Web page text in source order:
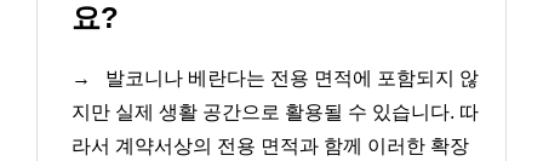
요?
→
발코니나 베란다는 전용 면적에 포함되지 않
지만 실제 생활 공간으로 활용될 수 있습니다. 따
라서 계약서상의 전용 면적과 함께 이러한 확장